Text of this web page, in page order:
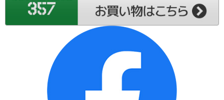
L185S-ダイハツ ムーブ
LA100S-ダイハツ ムーブ
LA110S-ダイハツ ムーブ
L575S-ダイハツ ムーブ コンテ
L375S-ダイハツ タント